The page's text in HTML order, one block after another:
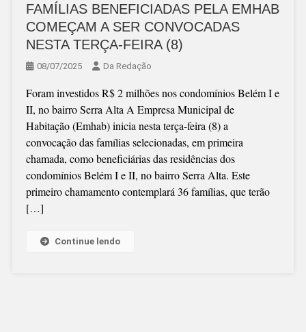
FAMÍLIAS BENEFICIADAS PELA EMHAB
COMEÇAM A SER CONVOCADAS
NESTA TERÇA-FEIRA (8)
08/07/2025 Da Redação
Foram investidos R$ 2 milhões nos condomínios Belém I e
II, no bairro Serra Alta A Empresa Municipal de
Habitação (Emhab) inicia nesta terça-feira (8) a
convocação das famílias selecionadas, em primeira
chamada, como beneficiárias das residências dos
condomínios Belém I e II, no bairro Serra Alta. Este
primeiro chamamento contemplará 36 famílias, que terão
[…]
Continue lendo